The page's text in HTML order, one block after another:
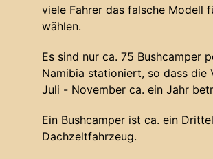
viele Fahrer das falsche Modell
wählen.
Es sind nur ca. 75 Bushcamper
Namibia stationiert, so dass die
Juli - November ca. ein Jahr
Ein Bushcamper ist ca. ein
Dachzeltfahrzeug.